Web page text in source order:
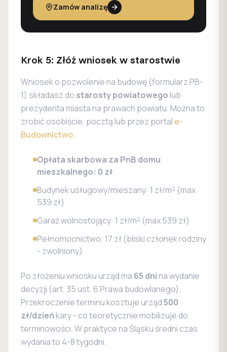
Zamów analizę
Krok 5: Złóż wniosek w starostwie
Wniosek o pozwolenie na budowę (formularz PB-
1) składasz do starosty powiatowego lub
prezydenta miasta na prawach powiatu. Można to
zrobić osobiście, pocztą lub przez portal e-
Budownictwo.
Opłata skarbowa za PnB domu
mieszkalnego: 0 zł
Budynek usługowy/mieszany: 1 zł/m² (max
539 zł)
Garaż wolnostojący: 1 zł/m² (max 539 zł)
Pełnomocnictwo: 17 zł (bliski członek rodziny
- zwolniony)
Po złożeniu wniosku urząd ma 65 dni na wydanie
decyzji (art. 35 ust. 6 Prawa budowlanego).
Przekroczenie terminu kosztuje urząd500
zł/dzień kary - co teoretycznie mobilizuje do
terminowości. W praktyce na Śląsku średni czas
wydania to 4-8 tygodni.